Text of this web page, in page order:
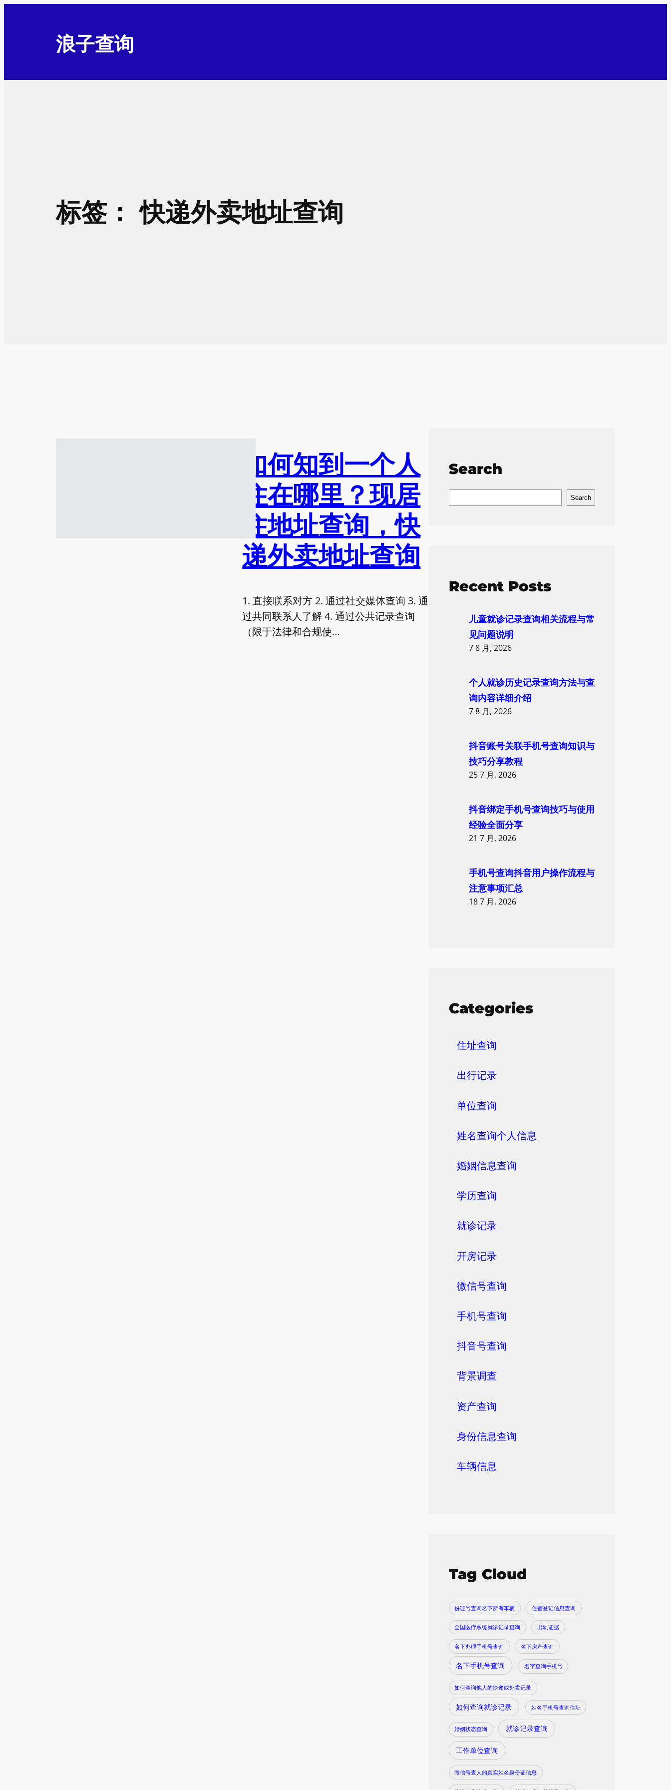
浪子查询
标签：快递外卖地址查询
如何知到一个人
住在哪里？现居
住地址查询，快
递外卖地址查询
1. 直接联系对方 2. 通过社交媒体查询 3. 通
过共同联系人了解 4. 通过公共记录查询
（限于法律和合规使…
Search
Search
Recent Posts
儿童就诊记录查询相关流程与常
见问题说明
7 8 月, 2026
个人就诊历史记录查询方法与查
询内容详细介绍
7 8 月, 2026
抖音账号关联手机号查询知识与
技巧分享教程
25 7 月, 2026
抖音绑定手机号查询技巧与使用
经验全面分享
21 7 月, 2026
手机号查询抖音用户操作流程与
注意事项汇总
18 7 月, 2026
Categories
住址查询
出行记录
单位查询
姓名查询个人信息
婚姻信息查询
学历查询
就诊记录
开房记录
微信号查询
手机号查询
抖音号查询
背景调查
资产查询
身份信息查询
车辆信息
Tag Cloud
份证号查询名下所有车辆 住宿登记信息查询
全国医疗系统就诊记录查询 出轨证据
名下办理手机号查询 名下房产查询
名下手机号查询 名字查询手机号
如何查询他人的快递或外卖记录
如何查询就诊记录 姓名手机号查询住址
婚姻状态查询 就诊记录查询
工作单位查询
微信号查人的真实姓名身份证信息